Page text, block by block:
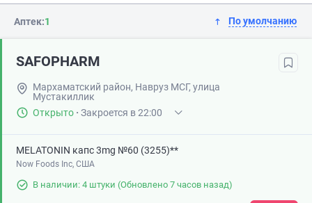
Аптек:1 По умолчанию
SAFOPHARM
Мархаматский район, Навруз МСГ, улица
Мустакиллик
Открыто · Закроется в 22:00
MELATONIN капс 3mg №60 (3255)**
Now Foods Inc, США
В наличии: 4 штуки (Обновлено 7 часов назад)